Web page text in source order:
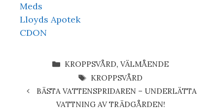
Meds
Lloyds Apotek
CDON
KATEGORIER
KROPPSVÅRD, VÄLMÅENDE
ETIKETTER
KROPPSVÅRD
BÄSTA VATTENSPRIDAREN – UNDERLÄTTA
VATTNING AV TRÄDGÅRDEN!